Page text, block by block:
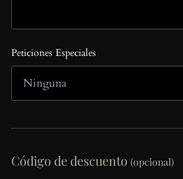
Peticiones Especiales
Código de descuento (opcional)